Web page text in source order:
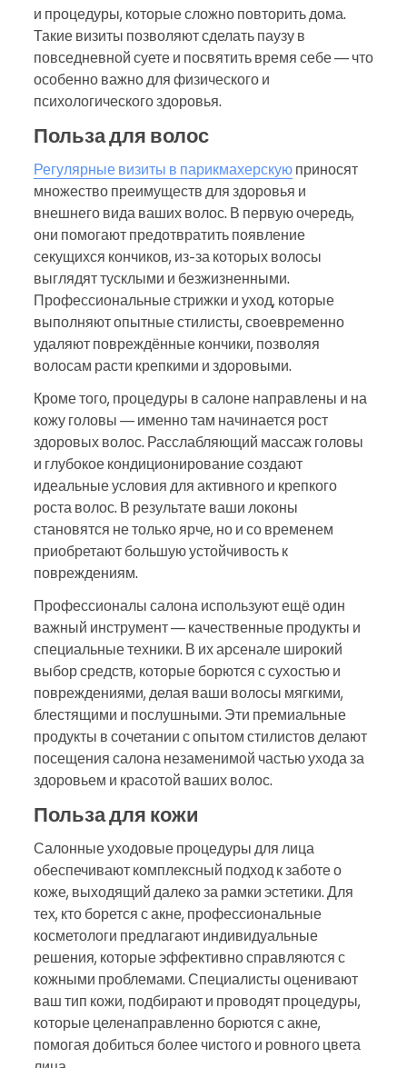
и процедуры, которые сложно повторить дома.
Такие визиты позволяют сделать паузу в
повседневной суете и посвятить время себе — что
особенно важно для физического и
психологического здоровья.
Польза для волос
Регулярные визиты в парикмахерскую приносят
множество преимуществ для здоровья и
внешнего вида ваших волос. В первую очередь,
они помогают предотвратить появление
секущихся кончиков, из‑за которых волосы
выглядят тусклыми и безжизненными.
Профессиональные стрижки и уход, которые
выполняют опытные стилисты, своевременно
удаляют повреждённые кончики, позволяя
волосам расти крепкими и здоровыми.
Кроме того, процедуры в салоне направлены и на
кожу головы — именно там начинается рост
здоровых волос. Расслабляющий массаж головы
и глубокое кондиционирование создают
идеальные условия для активного и крепкого
роста волос. В результате ваши локоны
становятся не только ярче, но и со временем
приобретают большую устойчивость к
повреждениям.
Профессионалы салона используют ещё один
важный инструмент — качественные продукты и
специальные техники. В их арсенале широкий
выбор средств, которые борются с сухостью и
повреждениями, делая ваши волосы мягкими,
блестящими и послушными. Эти премиальные
продукты в сочетании с опытом стилистов делают
посещения салона незаменимой частью ухода за
здоровьем и красотой ваших волос.
Польза для кожи
Салонные уходовые процедуры для лица
обеспечивают комплексный подход к заботе о
коже, выходящий далеко за рамки эстетики. Для
тех, кто борется с акне, профессиональные
косметологи предлагают индивидуальные
решения, которые эффективно справляются с
кожными проблемами. Специалисты оценивают
ваш тип кожи, подбирают и проводят процедуры,
которые целенаправленно борются с акне,
помогая добиться более чистого и ровного цвета